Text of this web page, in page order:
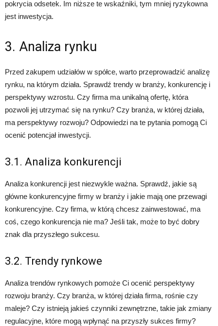
pokrycia odsetek. Im niższe te wskaźniki, tym mniej ryzykowna
jest inwestycja.
3. Analiza rynku
Przed zakupem udziałów w spółce, warto przeprowadzić analizę
rynku, na którym działa. Sprawdź trendy w branży, konkurencję i
perspektywy wzrostu. Czy firma ma unikalną ofertę, która
pozwoli jej utrzymać się na rynku? Czy branża, w której działa,
ma perspektywy rozwoju? Odpowiedzi na te pytania pomogą Ci
ocenić potencjał inwestycji.
3.1. Analiza konkurencji
Analiza konkurencji jest niezwykle ważna. Sprawdź, jakie są
główne konkurencyjne firmy w branży i jakie mają one przewagi
konkurencyjne. Czy firma, w którą chcesz zainwestować, ma
coś, czego konkurencja nie ma? Jeśli tak, może to być dobry
znak dla przyszłego sukcesu.
3.2. Trendy rynkowe
Analiza trendów rynkowych pomoże Ci ocenić perspektywy
rozwoju branży. Czy branża, w której działa firma, rośnie czy
maleje? Czy istnieją jakieś czynniki zewnętrzne, takie jak zmiany
regulacyjne, które mogą wpłynąć na przyszły sukces firmy?